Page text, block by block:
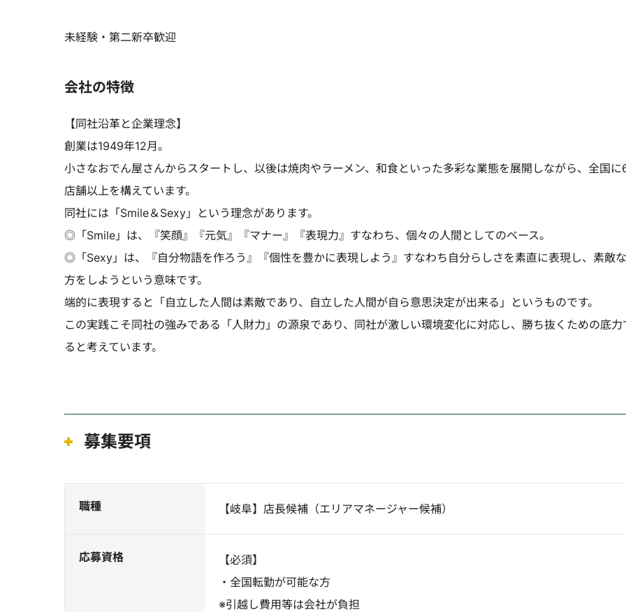
未経験・第二新卒歓迎
会社の特徴
【同社沿革と企業理念】
創業は1949年12月。
小さなおでん屋さんからスタートし、以後は焼肉やラーメン、和食といった多彩な業態を展開しながら、全国
店舗以上を構えています。
同社には「Smile＆Sexy」という理念があります。
◎「Smile」は、『笑顔』『元気』『マナー』『表現力』すなわち、個々の人間としてのベース。
◎「Sexy」は、『自分物語を作ろう』『個性を豊かに表現しよう』すなわち自分らしさを素直に表現し、素敵
方をしようという意味です。
端的に表現すると「自立した人間は素敵であり、自立した人間が自ら意思決定が出来る」というものです。
この実践こそ同社の強みである「人財力」の源泉であり、同社が激しい環境変化に対応し、勝ち抜くための底力
ると考えています。
募集要項
職種 【岐阜】店長候補（エリアマネージャー候補）
応募資格
【必須】
・全国転勤が可能な方
※引越し費用等は会社が負担